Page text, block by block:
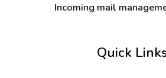
Incoming mail
Quick